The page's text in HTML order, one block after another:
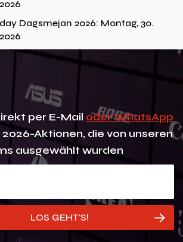
Dagsmejan 2026: Montag, 30.
per E-Mail oder WhatsApp
Aktionen, die von unseren
ausgewählt wurden
LOS GEHT'S!